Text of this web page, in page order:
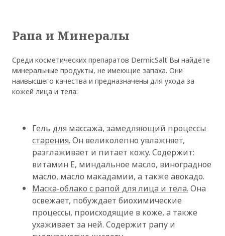
Рапа и Минералы
Среди косметических препаратов DermicSalt Вы найдёте
минеральные продукты, не имеющие запаха. Они
наивысшего качества и предназначены для ухода за
кожей лица и тела:
Гель для массажа, замедляющий процессы
старения. Он великолепно увлажняет,
разглаживает и питает кожу. Содержит:
витамин Е, миндальное масло, виноградное
масло, масло макадамии, а также авокадо.
Маска-облако с рапой для лица и тела. Она
освежает, побуждает биохимические
процессы, происходящие в коже, а также
ухаживает за ней. Содержит рапу и